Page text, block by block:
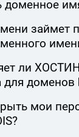
доменное
займет
ли
для доменов
мои